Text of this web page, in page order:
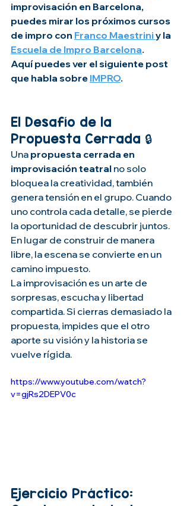
improvisación en Barcelona,
puedes mirar los próximos cursos
de impro con Franco Maestrini y la
Escuela de Impro Barcelona.
Aquí puedes ver el siguiente post
que habla sobre IMPRO.
El Desafío de la
Propuesta Cerrada 🔒
Una propuesta cerrada en
improvisación teatral no solo
bloquea la creatividad, también
genera tensión en el grupo. Cuando
uno controla cada detalle, se pierde
la oportunidad de descubrir juntos.
En lugar de construir de manera
libre, la escena se convierte en un
camino impuesto.
La improvisación es un arte de
sorpresas, escucha y libertad
compartida. Si cierras demasiado la
propuesta, impides que el otro
aporte su visión y la historia se
vuelve rígida.
https://www.youtube.com/watch?
v=gjRs2DEPV0c
Ejercicio Práctico: